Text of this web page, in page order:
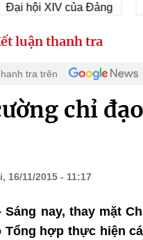
XIV của Đảng 23/
luận thanh tra
tra trên
chỉ
16/11/2015 - 11:17
Sáng nay, thay mặt
Tổng hợp thực hiện